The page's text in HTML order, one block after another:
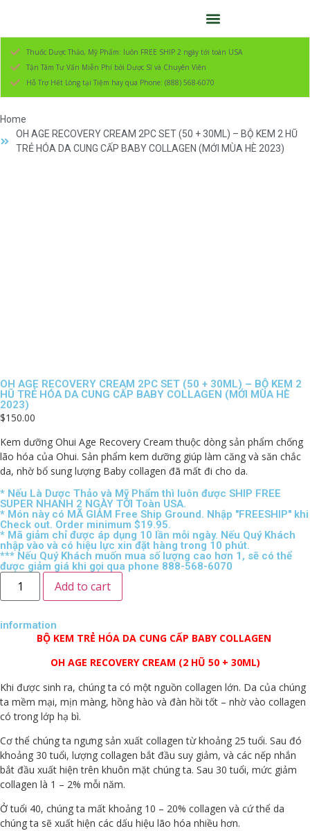
Thuốc Dược Thảo, Mỹ Phẩm: luôn FREE SHIP 2 ngày tới toàn USA
Tận Tâm Tư Vấn Miễn Phí bởi Dược Sĩ và Chuyên Viên
Hỗ Trợ Hết Lòng tại Tiệm hay qua Phone: (888) 568-6070
Home
OH AGE RECOVERY CREAM 2PC SET (50 + 30ML) – BỘ KEM 2 HŨ
TRẺ HÓA DA CUNG CẤP BABY COLLAGEN (MỚI MÙA HÈ 2023)
OH AGE RECOVERY CREAM 2PC SET (50 + 30ML) – BỘ KEM 2
HŨ TRẺ HÓA DA CUNG CẤP BABY COLLAGEN (MỚI MÙA HÈ
2023)
$150.00
Kem dưỡng Ohui Age Recovery Cream thuộc dòng sản phẩm chống
lão hóa của Ohui. Sản phẩm kem dưỡng giúp làm căng và săn chắc
da, nhờ bổ sung lượng Baby collagen đã mất đi cho da.
* Nếu Là Dược Thảo và Mỹ Phẩm thì luôn được SHIP FREE
SUPER NHANH 2 NGÀY TỚI Toàn USA.
* Món này có MÃ GIẢM Free Ship Ground. Nhập "FREESHIP" khi
Check out. Order minimum $19.95.
* Mã giảm chỉ được áp dụng 10 lần mỗi ngày. Nếu Quý Khách
nhập vào và có hiệu lực xin đặt hàng trong 10 phút.
*** Nếu Quý Khách muốn mua số lượng cao hơn 1, sẽ có thể
được giảm giá khi gọi qua phone 888-568-6070
Add to cart
information
BỘ KEM TRẺ HÓA DA CUNG CẤP BABY COLLAGEN
OH AGE RECOVERY CREAM (2 HŨ 50 + 30ML)
Khi được sinh ra, chúng ta có một nguồn collagen lớn. Da của chúng
ta mềm mại, mịn màng, hồng hào và đàn hồi tốt – nhờ vào collagen
có trong lớp hạ bì.
Cơ thể chúng ta ngưng sản xuất collagen từ khoảng 25 tuổi. Sau đó
khoảng 30 tuổi, lượng collagen bắt đầu suy giảm, và các nếp nhắn
bắt đầu xuất hiện trên khuôn mặt chúng ta. Sau 30 tuổi, mức giảm
collagen là 1 – 2% mỗi năm.
Ở tuổi 40, chúng ta mất khoảng 10 – 20% collagen và cứ thể da
chúng ta sẽ xuất hiện các dấu hiệu lão hóa nhiều hơn.